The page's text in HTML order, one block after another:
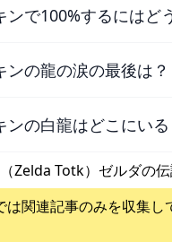
ンで100%するにはど
ンの龍の涙の最後は？
ンの白龍はどこにいる
Zelda Totk）ゼルダの
は関連記事のみを収集し